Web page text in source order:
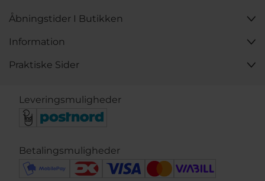
Åbningstider I Butikken
Information
Praktiske Sider
Leveringsmuligheder
Betalingsmuligheder